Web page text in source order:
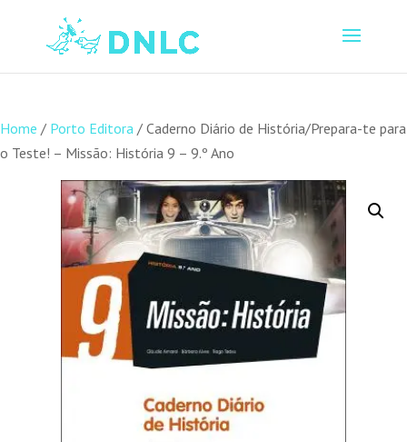
Home / Porto Editora / Caderno Diário de História/Prepara-te para
o Teste! – Missão: História 9 – 9.º Ano